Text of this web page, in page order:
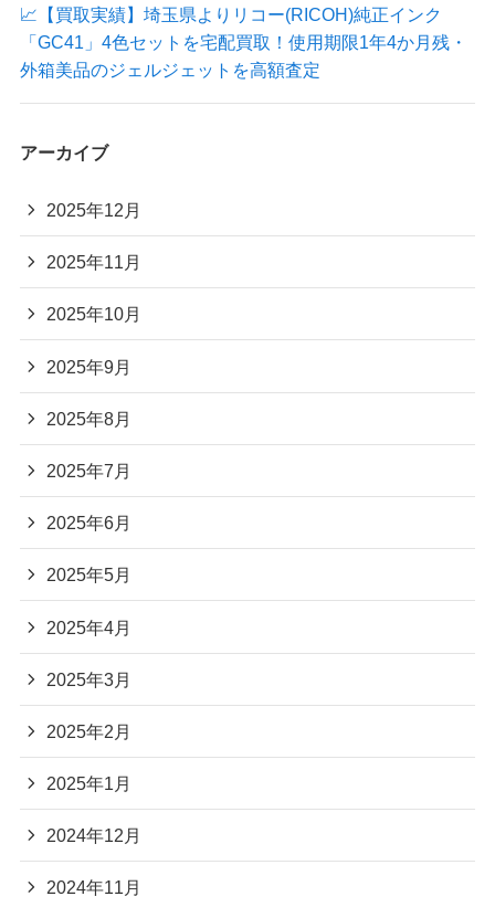
📈【買取実績】埼玉県よりリコー(RICOH)純正インク
「GC41」4色セットを宅配買取！使用期限1年4か月残・
外箱美品のジェルジェットを高額査定
アーカイブ
2025年12月
2025年11月
2025年10月
2025年9月
2025年8月
2025年7月
2025年6月
2025年5月
2025年4月
2025年3月
2025年2月
2025年1月
2024年12月
2024年11月